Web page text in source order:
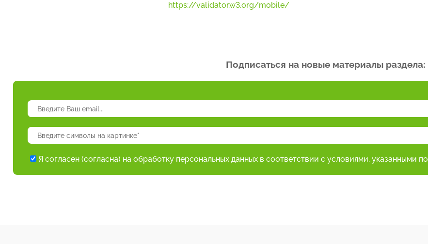
https://validator.w3.org/mobile/
Подписаться на новые материалы раздела:
Я согласен (согласна) на обработку персональных данных в соответствии с условиями, указанными по